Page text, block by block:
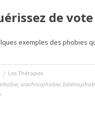
de
exemples des phobies
/ Les Thérapies
, arachnophobie,